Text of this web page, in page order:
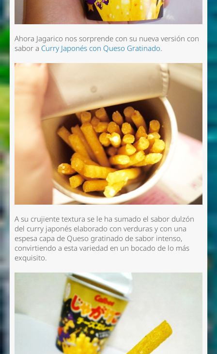
Ahora Jagarico nos sorprende con su nueva versión con
sabor a Curry Japonés con Queso Gratinado.
A su crujiente textura se le ha sumado el sabor dulzón
del curry japonés elaborado con verduras y con una
espesa capa de Queso gratinado de sabor intenso,
convirtiendo a esta variedad en un bocado de lo más
exquisito.